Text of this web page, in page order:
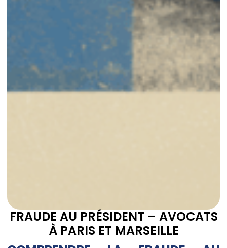
FRAUDE AU PRÉSIDENT – AVOCATS
À PARIS ET MARSEILLE